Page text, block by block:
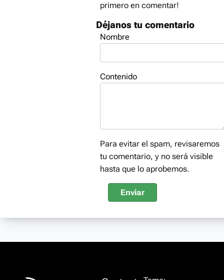
primero en comentar!
Déjanos tu comentario
Nombre
Contenido
Para evitar el spam, revisaremos
tu comentario, y no será visible
hasta que lo aprobemos.
Enviar